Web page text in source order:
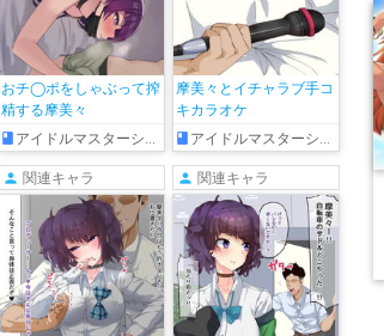
おチ◯ポをしゃぶって搾
精する摩美々
アイドルマスターシャイニーカラーズ
摩美々とイチャラブ手コ
キカラオケ
アイドルマスターシャイニーカラーズ
関連キャラ 関連キャラ